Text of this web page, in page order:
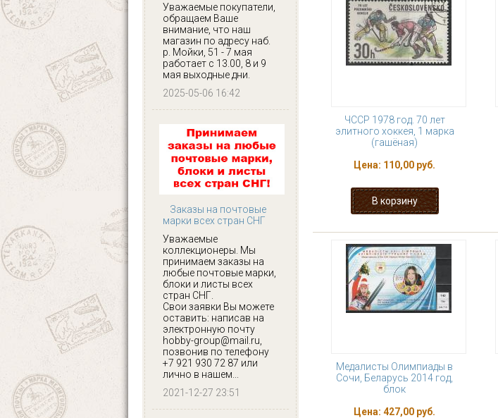
Уважаемые покупатели,
обращаем Ваше
внимание, что наш
магазин по адресу наб.
р. Мойки, 51 - 7 мая
работает с 13.00, 8 и 9
мая выходные дни.
2025-05-06 16:42
Заказы на почтовые
марки всех стран СНГ
Уважаемые
коллекционеры. Мы
принимаем заказы на
любые почтовые марки,
блоки и листы всех
стран СНГ.
Свои заявки Вы можете
оставить: написав на
электронную почту
hobby-group@mail.ru,
позвонив по телефону
+7 921 930 72 87 или
лично в нашем...
2021-12-27 23:51
ЧССР 1978 год. 70 лет
элитного хоккея, 1 марка
(гашёная)
Цена: 110,00 руб.
Медалисты Олимпиады в
Сочи, Беларусь 2014 год,
блок
Цена: 427,00 руб.